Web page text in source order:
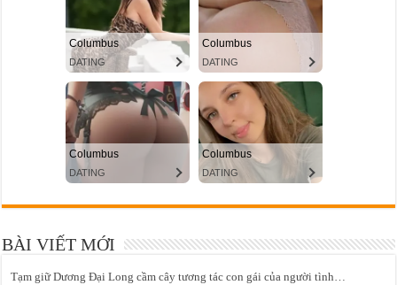
BÀI VIẾT MỚI
Tạm giữ Dương Đại Long cầm cây tương tác con gái của người tình…